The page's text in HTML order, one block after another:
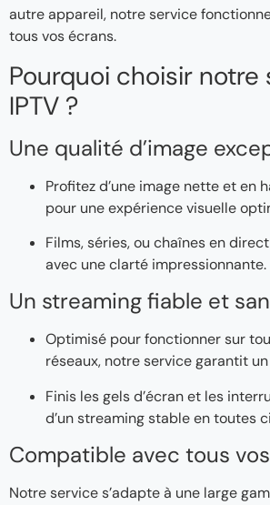
autre appareil, notre service
tous vos écrans.
Pourquoi choisir notre
IPTV ?
Une qualité d’image
Profitez d’une image nette et en
pour une expérience visuelle
Films, séries, ou chaînes en
avec une clarté impressionnante.
Un streaming fiable et
Optimisé pour fonctionner sur
réseaux, notre service garantit
Finis les gels d’écran et les
d’un streaming stable en toutes
Compatible avec tous
Notre service s’adapte à une large